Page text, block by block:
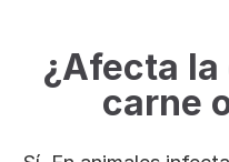
¿Afecta la
carne